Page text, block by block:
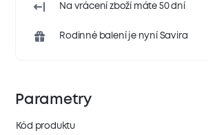
Na vrácení zboží máte 50 dní
Rodinné balení je nyní Savira
Parametry
Kód produktu